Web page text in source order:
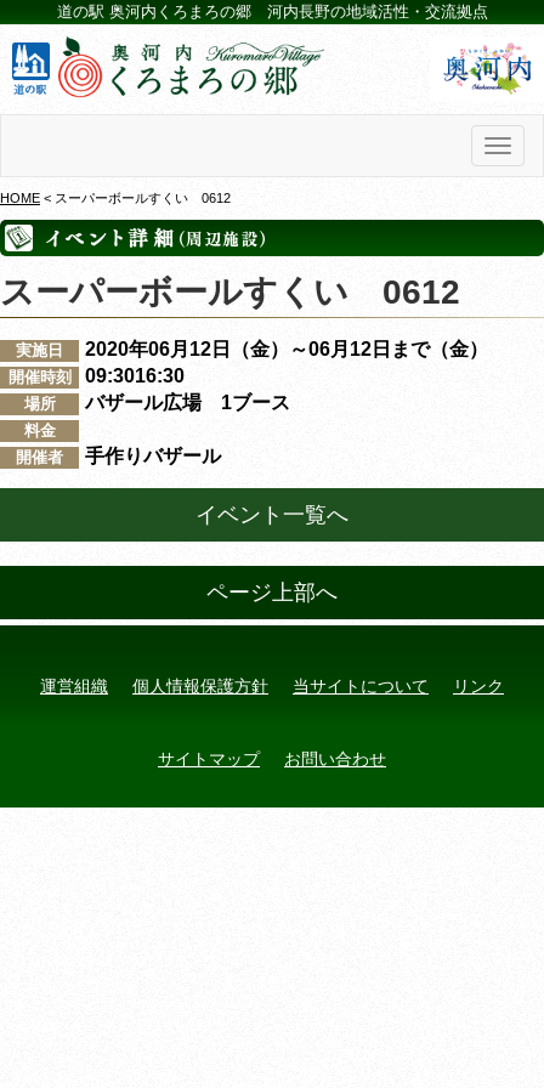
道の駅 奥河内くろまろの郷 河内長野の地域活性・交流拠点
HOME < スーパーボールすくい 0612
スーパーボールすくい 0612
実施日 2020年06月12日（金）～06月12日まで（金）
開催時刻 09:3016:30
場所 バザール広場 1ブース
料金
開催者
手作りバザール
イベント一覧へ
ページ上部へ
運営組織 個人情報保護方針 当サイトについて リンク
サイトマップ お問い合わせ